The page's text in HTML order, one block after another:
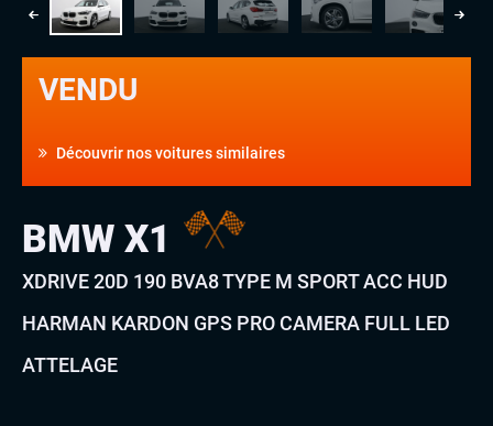
VENDU
Découvrir nos voitures similaires
BMW X1
XDRIVE 20D 190 BVA8 TYPE M SPORT ACC HUD
HARMAN KARDON GPS PRO CAMERA FULL LED
ATTELAGE